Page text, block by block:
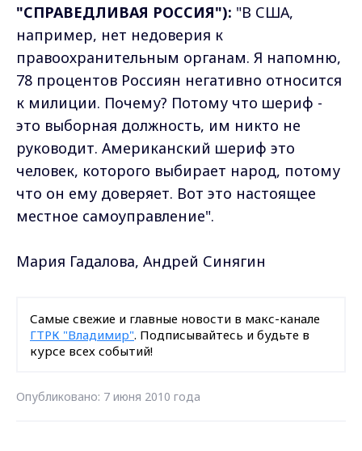
"СПРАВЕДЛИВАЯ РОССИЯ"): "В США,
например, нет недоверия к
правоохранительным органам. Я напомню,
78 процентов Россиян негативно относится
к милиции. Почему? Потому что шериф -
это выборная должность, им никто не
руководит. Американский шериф это
человек, которого выбирает народ, потому
что он ему доверяет. Вот это настоящее
местное самоуправление".
Мария Гадалова, Андрей Синягин
Самые свежие и главные новости в макс-канале
ГТРК "Владимир". Подписывайтесь и будьте в
курсе всех событий!
Опубликовано: 7 июня 2010 года